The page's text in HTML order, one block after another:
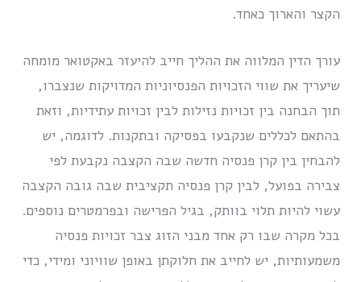
הקצר והארוך כאחד.
עורך הדין המלווה את ההליך חייב להיעזר באקטואר מומחה
שיעריך את שווי הזכויות הפנסיוניות המדויקות שנצברו,
תוך הבחנה בין זכויות נזילות לבין זכויות עתידיות, וזאת
בהתאם לכללים שנקבעו בפסיקה ובתקנות. לדוגמה, יש
להבחין בין קרן פנסיה חדשה שבה הקצבה נקבעת לפי
צבירה בפועל, לבין קרן פנסיה תקציבית שבה גובה הקצבה
עשוי להיות תלוי בוותק, בגיל הפרישה ובפרמטרים נוספים.
בכל מקרה שבו רק אחד מבני הזוג צבר זכויות פנסיה
משמעותיות, יש לחייב את חלוקתן באופן שוויוני ומידי, כדי